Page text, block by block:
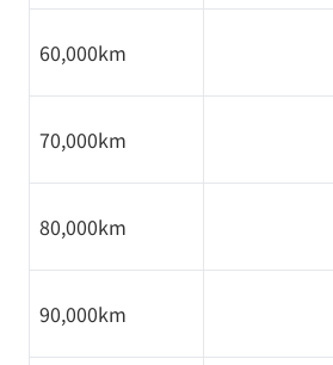
60,000km
70,000km
80,000km
90,000km